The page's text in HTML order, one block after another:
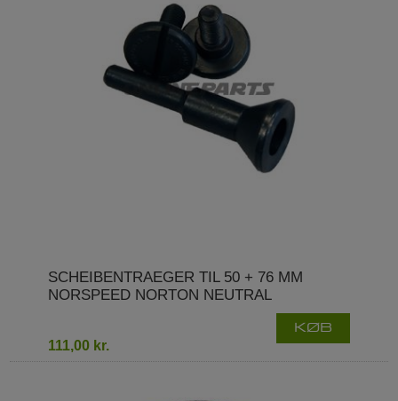
SCHEIBENTRAEGER TIL 50 + 76 MM
NORSPEED NORTON NEUTRAL
111,00 kr.
KØB